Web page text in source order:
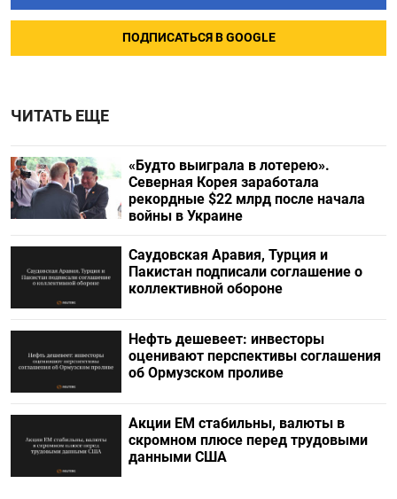
ПОДПИСАТЬСЯ В GOOGLE
ЧИТАТЬ ЕЩЕ
«Будто выиграла в лотерею».
Северная Корея заработала
рекордные $22 млрд после начала
войны в Украине
Саудовская Аравия, Турция и
Пакистан подписали соглашение о
коллективной обороне
Нефть дешевеет: инвесторы
оценивают перспективы соглашения
об Ормузском проливе
Акции ЕМ стабильны, валюты в
скромном плюсе перед трудовыми
данными США